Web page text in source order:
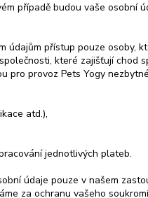
případě budou vaše osobní
údajům přístup pouze
které zajišťují chod
pro provoz Pets Yogy
atd.),
jednotlivých plateb.
údaje pouze v našem
za ochranu vašeho